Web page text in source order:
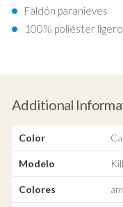
Faldón paranieves
100% poliéster
Additional
Color
Modelo
Colores